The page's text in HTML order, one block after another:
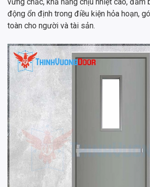
động ổn định trong điều kiện hỏa hoạn,
toàn cho người và tài sản.